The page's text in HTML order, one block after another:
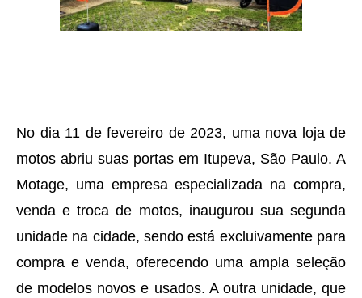
No dia 11 de fevereiro de 2023, uma nova loja de
motos abriu suas portas em Itupeva, São Paulo. A
Motage, uma empresa especializada na compra,
venda e troca de motos, inaugurou sua segunda
unidade na cidade, sendo está excluivamente para
compra e venda, oferecendo uma ampla seleção
de modelos novos e usados. A outra unidade, que